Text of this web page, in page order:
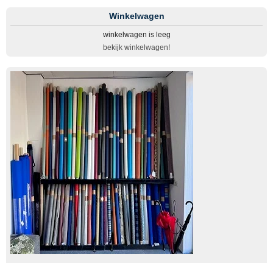
Winkelwagen
winkelwagen is leeg
bekijk winkelwagen!